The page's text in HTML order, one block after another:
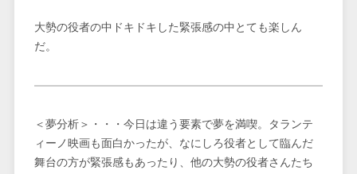
大勢の役者の中ドキドキした緊張感の中とても楽しん
だ。
＜夢分析＞・・・今日は違う要素で夢を満喫。タランテ
ィーノ映画も面白かったが、なにしろ役者として臨んだ
舞台の方が緊張感もあったり、他の大勢の役者さんたち